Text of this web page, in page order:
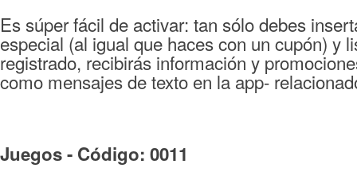
Es súper fácil de activar: tan sólo debes
especial (al igual que haces con un cupón) y
registrado, recibirás información y
como mensajes de texto en la app-
Juegos - Código: 0011